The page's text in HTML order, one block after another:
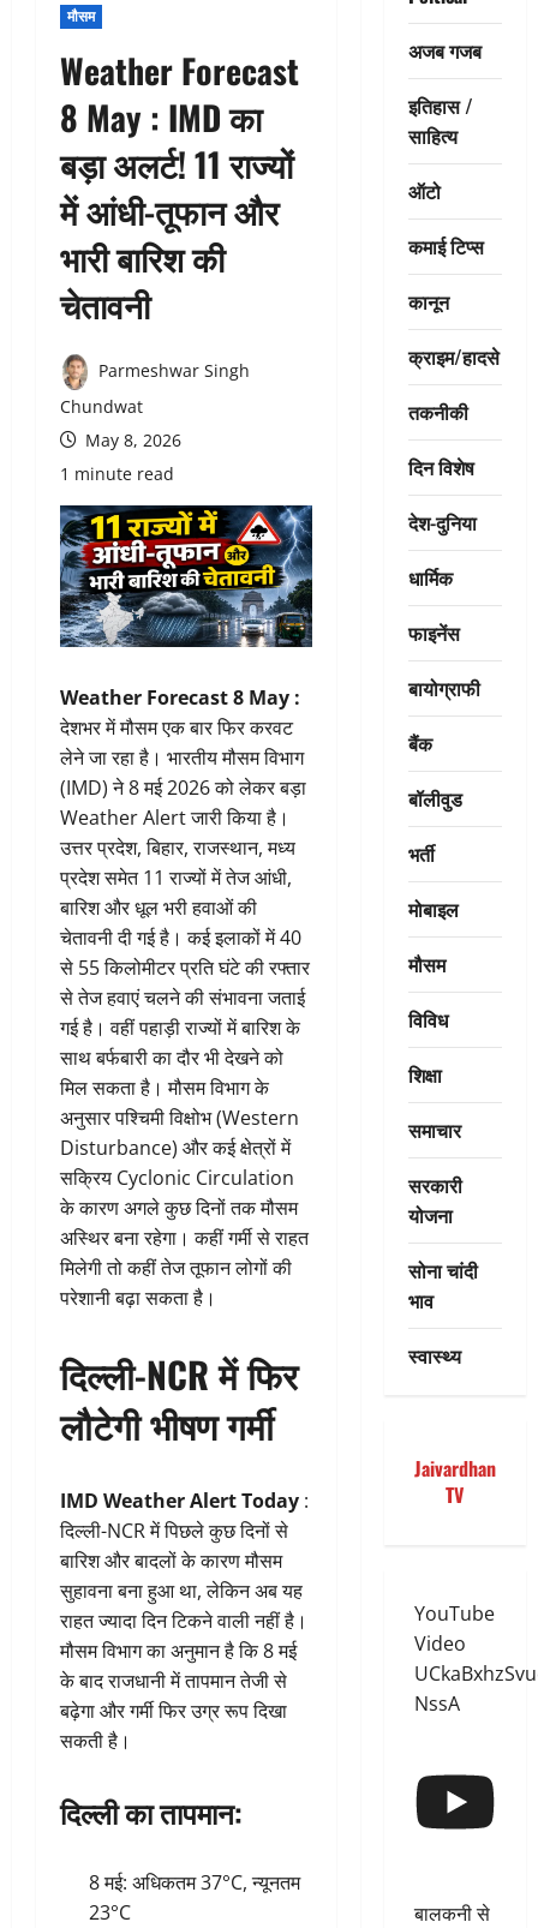
मौसम
Weather Forecast
8 May : IMD का
बड़ा अलर्ट! 11 राज्यों
में आंधी-तूफान और
भारी बारिश की
चेतावनी
Parmeshwar Singh
Chundwat
May 8, 2026
1 minute read
Weather Forecast 8 May :
देशभर में मौसम एक बार फिर करवट
लेने जा रहा है। भारतीय मौसम विभाग
(IMD) ने 8 मई 2026 को लेकर बड़ा
Weather Alert जारी किया है।
उत्तर प्रदेश, बिहार, राजस्थान, मध्य
प्रदेश समेत 11 राज्यों में तेज आंधी,
बारिश और धूल भरी हवाओं की
चेतावनी दी गई है। कई इलाकों में 40
से 55 किलोमीटर प्रति घंटे की रफ्तार
से तेज हवाएं चलने की संभावना जताई
गई है। वहीं पहाड़ी राज्यों में बारिश के
साथ बर्फबारी का दौर भी देखने को
मिल सकता है। मौसम विभाग के
अनुसार पश्चिमी विक्षोभ (Western
Disturbance) और कई क्षेत्रों में
सक्रिय Cyclonic Circulation
के कारण अगले कुछ दिनों तक मौसम
अस्थिर बना रहेगा। कहीं गर्मी से राहत
मिलेगी तो कहीं तेज तूफान लोगों की
परेशानी बढ़ा सकता है।
दिल्ली-NCR में फिर
लौटेगी भीषण गर्मी
IMD Weather Alert Today :
दिल्ली-NCR में पिछले कुछ दिनों से
बारिश और बादलों के कारण मौसम
सुहावना बना हुआ था, लेकिन अब यह
राहत ज्यादा दिन टिकने वाली नहीं है।
मौसम विभाग का अनुमान है कि 8 मई
के बाद राजधानी में तापमान तेजी से
बढ़ेगा और गर्मी फिर उग्र रूप दिखा
सकती है।
दिल्ली का तापमान:
8 मई: अधिकतम 37°C, न्यूनतम
23°C
अजब गजब
इतिहास /
साहित्य
ऑटो
कमाई टिप्स
कानून
क्राइम/हादसे
तकनीकी
दिन विशेष
देश-दुनिया
धार्मिक
फाइनेंस
बायोग्राफी
बैंक
बॉलीवुड
भर्ती
मोबाइल
मौसम
विविध
शिक्षा
समाचार
सरकारी
योजना
सोना चांदी
भाव
स्वास्थ्य
Jaivardhan
TV
YouTube
Video
NssA
बालकनी से